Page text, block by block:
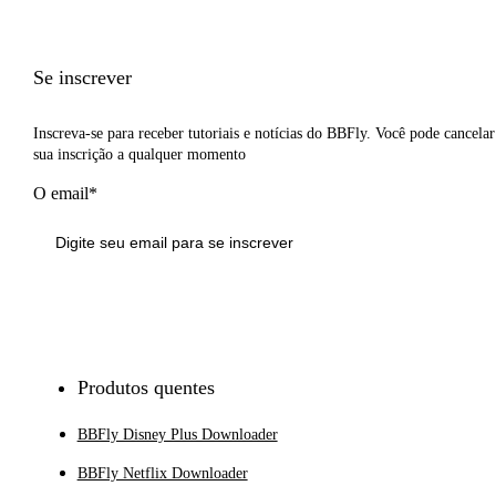
Se inscrever
Inscreva-se para receber tutoriais e notícias do BBFly. Você pode cancelar
sua inscrição a qualquer momento
O email*
Produtos quentes
BBFly Disney Plus Downloader
BBFly Netflix Downloader